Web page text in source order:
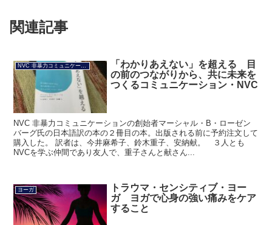
関連記事
NVC 非暴力コミュニケーション
「わかりあえない」を超える 目
の前のつながりから、共に未来を
つくるコミュニケーション・NVC
NVC 非暴力コミュニケーションの創始者マーシャル・B・ローゼン
バーグ氏の日本語訳の本の２冊目の本。出版される前に予約注文して
購入した。 訳者は、今井麻希子、鈴木重子、安納献。 ３人とも
NVCを学ぶ仲間であり友人で、重子さんと献さん...
ヨーガ
トラウマ・センシティブ・ヨー
ガ ヨガで心身の強い痛みをケア
すること